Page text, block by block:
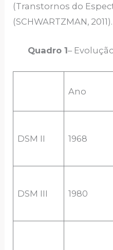
(Transtornos do
(SCHWARTZMAN, 2011).
Quadro 1–
Ano
DSM II 1968
DSM III 1980